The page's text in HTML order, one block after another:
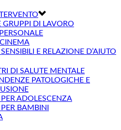
GRUPPI DI LAVORO
E RELAZIONE D’AIUTO
DI SALUTE MENTALE
PATOLOGICHE E
PER ADOLESCENZA
BAMBINI